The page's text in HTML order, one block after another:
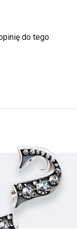
do tego